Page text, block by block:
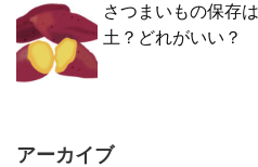
さつまいもの保存
土？どれがいい？
アーカイブ